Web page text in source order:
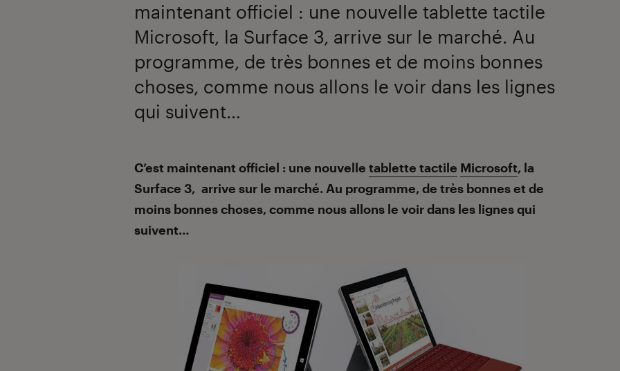
maintenant officiel : une nouvelle tablette tactile
Microsoft, la Surface 3, arrive sur le marché. Au
programme, de très bonnes et de moins bonnes
choses, comme nous allons le voir dans les lignes
qui suivent…
Introduction
C’est maintenant officiel : une nouvelle tablette tactile Microsoft, la
Surface 3, arrive sur le marché. Au programme, de très bonnes et de
moins bonnes choses, comme nous allons le voir dans les lignes qui
suivent…